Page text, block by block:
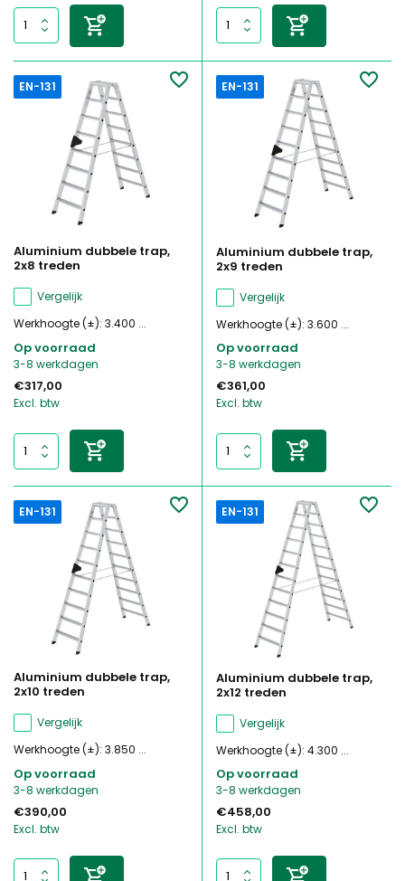
EN-131
Aluminium dubbele trap,
2x8 treden
Vergelijk
Werkhoogte (±): 3.400 ...
Op voorraad
3-8 werkdagen
€317,00
Excl. btw
EN-131
Aluminium dubbele trap,
2x9 treden
Vergelijk
Werkhoogte (±): 3.600 ...
Op voorraad
3-8 werkdagen
€361,00
Excl. btw
EN-131
Aluminium dubbele trap,
2x10 treden
Vergelijk
Werkhoogte (±): 3.850 ...
Op voorraad
3-8 werkdagen
€390,00
Excl. btw
EN-131
Aluminium dubbele trap,
2x12 treden
Vergelijk
Werkhoogte (±): 4.300 ...
Op voorraad
3-8 werkdagen
€458,00
Excl. btw